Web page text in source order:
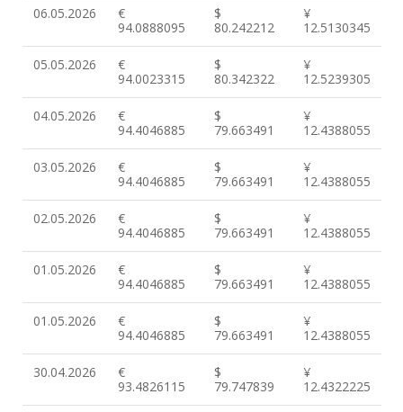
06.05.2026
€
94.0888095
$
80.242212
¥
12.5130345
05.05.2026
€
94.0023315
$
80.342322
¥
12.5239305
04.05.2026
€
94.4046885
$
79.663491
¥
12.4388055
03.05.2026
€
94.4046885
$
79.663491
¥
12.4388055
02.05.2026
€
94.4046885
$
79.663491
¥
12.4388055
01.05.2026
€
94.4046885
$
79.663491
¥
12.4388055
01.05.2026
€
94.4046885
$
79.663491
¥
12.4388055
30.04.2026
€
93.4826115
$
79.747839
¥
12.4322225